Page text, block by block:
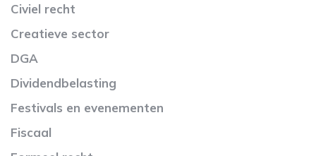
Civiel recht
Creatieve sector
DGA
Dividendbelasting
Festivals en evenementen
Fiscaal